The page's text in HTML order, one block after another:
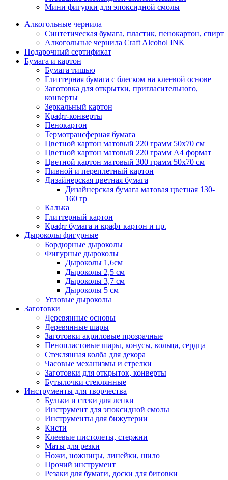
Мини фигурки для эпоксидной смолы
Алкогольные чернила
Синтетическая бумага, пластик, пенокартон, спирт
Алкогольные чернила Craft Alcohol INK
Подарочный сертификат
Бумага и картон
Бумага тишью
Глиттерная бумага с блеском на клеевой основе
Заготовка для открытки, пригласительного,
конверты
Зеркальный картон
Крафт-конверты
Пенокартон
Термотрансферная бумага
Цветной картон матовый 220 грамм 50х70 см
Цветной картон матовый 220 грамм A4 формат
Цветной картон матовый 300 грамм 50х70 см
Пивной и переплетный картон
Дизайнерская цветная бумага
Дизайнерская бумага матовая цветная 130-
160 гр
Калька
Глиттерный картон
Крафт бумага и крафт картон и пр.
Дыроколы фигурные
Бордюрные дыроколы
Фигурные дыроколы
Дыроколы 1,6см
Дыроколы 2,5 см
Дыроколы 3,7 см
Дыроколы 5 см
Угловые дыроколы
Заготовки
Деревянные основы
Деревянные шары
Заготовки акриловые прозрачные
Пенопластовые шары, конусы, кольца, сердца
Стеклянная колба для декора
Часовые механизмы и стрелки
Заготовки для открыток, конверты
Бутылочки стеклянные
Инструменты для творчества
Бульки и стеки для лепки
Инструмент для эпоксидной смолы
Инструменты для бижутерии
Кисти
Клеевые пистолеты, стержни
Маты для резки
Ножи, ножницы, линейки, шило
Прочий инструмент
Резаки для бумаги, доски для биговки